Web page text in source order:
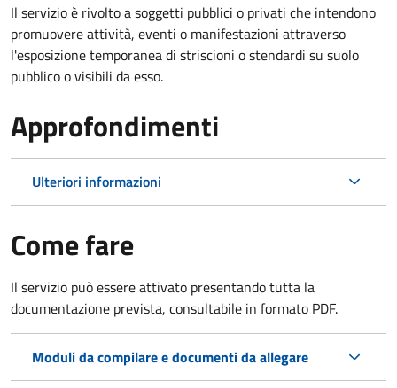
Il servizio è rivolto a soggetti pubblici o privati che intendono
promuovere attività, eventi o manifestazioni attraverso
l'esposizione temporanea di striscioni o stendardi su suolo
pubblico o visibili da esso.
Approfondimenti
Ulteriori informazioni
Come fare
Il servizio può essere attivato presentando tutta la
documentazione prevista, consultabile in formato PDF.
Moduli da compilare e documenti da allegare